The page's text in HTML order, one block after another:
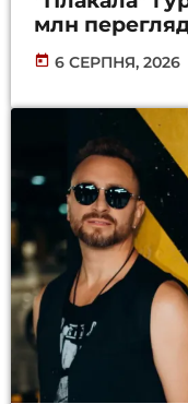
млн
today 6 СЕРПНЯ, 2026